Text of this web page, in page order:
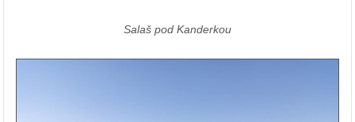
Salaš pod Kanderkou